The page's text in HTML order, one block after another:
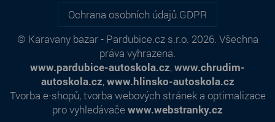
Ochrana osobních údajů GDPR
© Karavany bazar - Pardubice.cz s.r.o. 2026. Všechna
práva vyhrazena.
www.pardubice-autoskola.cz,www.chrudim-
autoskola.cz,www.hlinsko-autoskola.cz
Tvorba e-shopů,tvorba webových stráneka optimalizace
pro vyhledávače www.webstranky.cz